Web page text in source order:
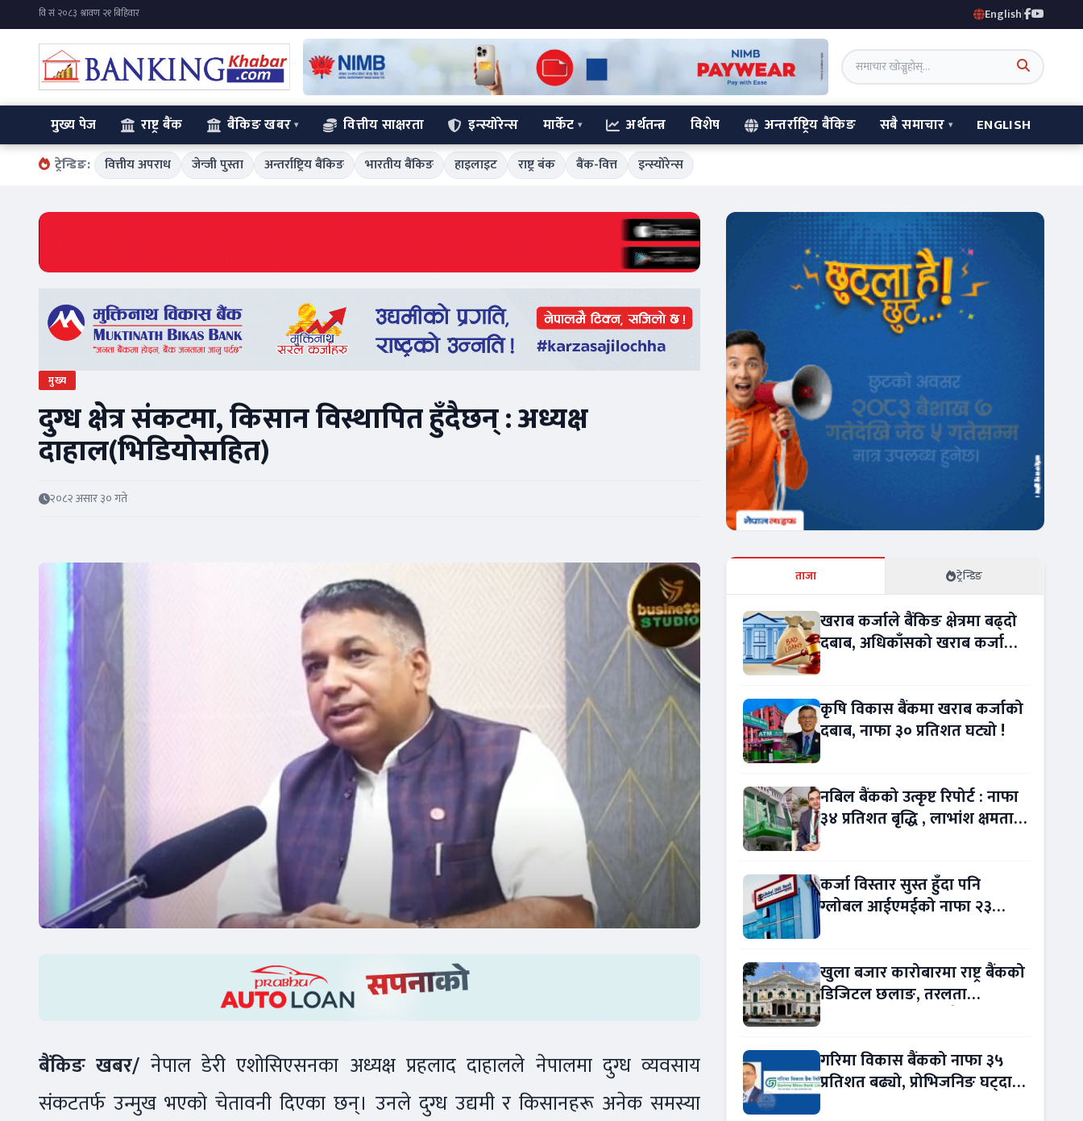
English|
मुख्य पेज राष्ट्र बैंक बैंकिङ खबर वित्तीय साक्षरता इन्स्योरेन्स मार्केट अर्थतन्त्र विशेष अन्तर्राष्ट्रिय बैंकिङ सबै समाचार ENGLISH
ट्रेन्डिङ: वित्तीय अपराध जेन्जी पुस्ता अन्तर्राष्ट्रिय बैंकिङ भारतीय बैंकिङ हाइलाइट राष्ट्र बंक बैंक-वित्त इन्स्योरेन्स
मुख्य
दुग्ध क्षेत्र संकटमा, किसान विस्थापित हुँदैछन् : अध्यक्ष
दाहाल(भिडियोसहित)
२०८२ असार ३० गते
बैंकिङ खबर/ नेपाल डेरी एशोसिएसनका अध्यक्ष प्रहलाद दाहालले नेपालमा दुग्ध व्यवसाय
संकटतर्फ उन्मुख भएको चेतावनी दिएका छन्। उनले दुग्ध उद्यमी र किसानहरू अनेक समस्या
ताजा ट्रेन्डिङ
खराब कर्जाले बैंकिङ क्षेत्रमा बढ्दो
दबाब, अधिकाँसको खराब कर्जा
कृषि विकास बैंकमा खराब कर्जाको
दबाब, नाफा ३० प्रतिशत घट्यो !
नबिल बैंकको उत्कृष्ट रिपोर्ट : नाफा
३४ प्रतिशत बृद्धि , लाभांश क्षमता
कर्जा विस्तार सुस्त हुँदा पनि
ग्लोबल आईएमईको नाफा २३
खुला बजार कारोबारमा राष्ट्र बैंकको
डिजिटल छलाङ, तरलता
गरिमा विकास बैंकको नाफा ३५
प्रतिशत बढ्यो, प्रोभिजनिङ घट्दा